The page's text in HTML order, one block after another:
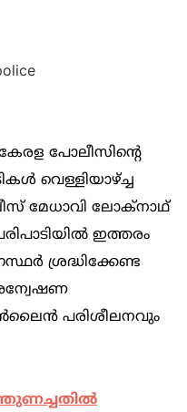
പോലീസിന്‍റെ
വെള്ളിയാഴ്ച്ച
മേധാവി ലോക്നാഥ്
ഇത്തരം
ശ്രദ്ധിക്കേണ്ട
പരിശീലനവും